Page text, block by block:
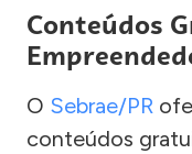
Conteúdos
O Sebrae/PR
conteúdos